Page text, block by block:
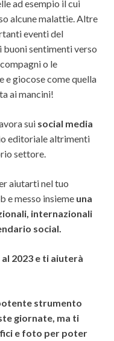
ad esempio il cui
alcune malattie. Altre
eventi del
sentimenti verso
o le
e giocose come quella
ai mancini!
sui social media
editoriale altrimenti
settore.
aiutarti nel tuo
e messo insieme una
internazionali
social.
2023 e ti aiuterà
strumento
giornate, ma ti
e foto per poter